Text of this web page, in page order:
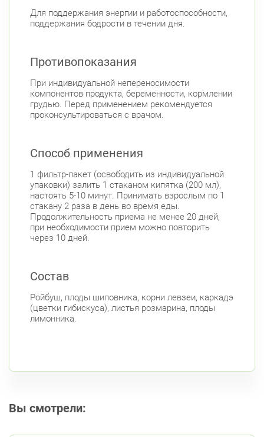
Для поддержания энергии и работоспособности,
поддержания бодрости в течении дня.
Противопоказания
При индивидуальной непереносимости
компонентов продукта, беременности, кормлении
грудью. Перед применением рекомендуется
проконсультироваться с врачом.
Способ применения
1 фильтр-пакет (освободить из индивидуальной
упаковки) залить 1 стаканом кипятка (200 мл),
настоять 5-10 минут. Принимать взрослым по 1
стакану 2 раза в день во время еды.
Продолжительность приема не менее 20 дней,
при необходимости прием можно повторить
через 10 дней.
Состав
Ройбуш, плоды шиповника, корни левзеи, каркадэ
(цветки гибискуса), листья розмарина, плоды
лимонника.
Вы смотрели: